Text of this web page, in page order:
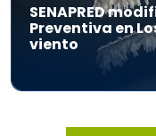
SENAPRED
Preventiva en
viento